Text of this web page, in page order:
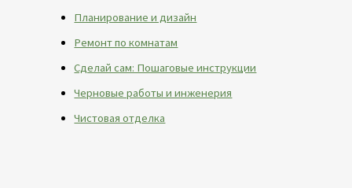
Планирование и дизайн
Ремонт по комнатам
Сделай сам: Пошаговые инструкции
Черновые работы и инженерия
Чистовая отделка